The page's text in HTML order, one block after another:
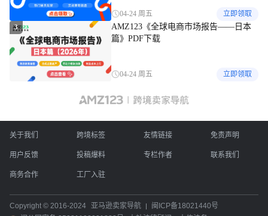
04-24 周五 立即领取
3
AMZ123《全球电商市场报告——日本
篇》PDF下载
04-24 周五 立即领取
关于我们 跨境标签 友情链接 免责声明
用户反馈 投稿爆料 专栏作者 联系我们
商务合作 工厂入驻
Copyright © 2016-2024 亚马逊卖家导航
闽ICP备18021440号